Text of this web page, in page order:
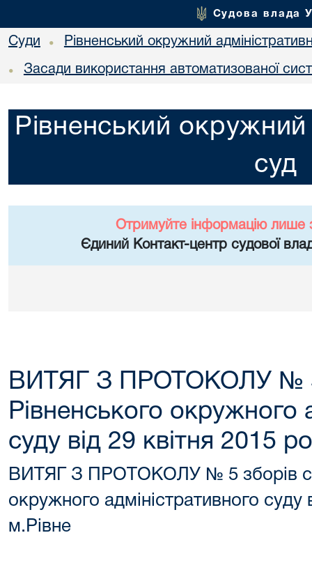
Судова влада
Суди • Рівненський окружний
• Засади використання автоматизованої
Рівненський окружний
суд
Отримуйте інформацію лише
Єдиний Контакт-центр судової
ВИТЯГ З ПРОТОКОЛУ № 5
Рівненського окружного
суду від 29 квітня 2015
ВИТЯГ З ПРОТОКОЛУ № 5 зборів
окружного адміністративного суду
м.Рівне